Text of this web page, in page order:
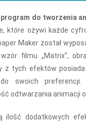
do tworzenia
które ożywi każde
Maker został
filmu „Matrix”,
z tych efektów
swoich preferencji.
odtwarzania animacji
ilość dodatkowych